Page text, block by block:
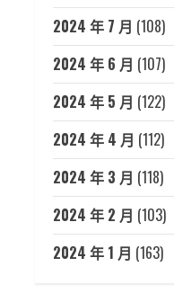
2024 年 7 月 (108)
2024 年 6 月 (107)
2024 年 5 月 (122)
2024 年 4 月 (112)
2024 年 3 月 (118)
2024 年 2 月 (103)
2024 年 1 月 (163)